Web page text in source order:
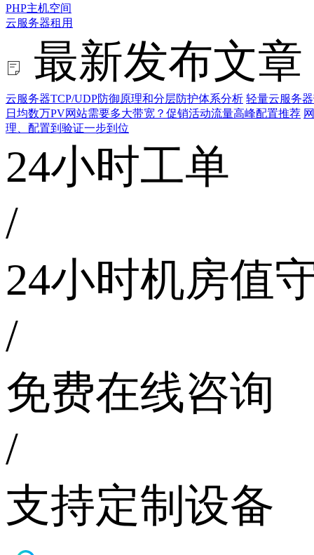
PHP主机空间
云服务器租用
最新发布文章
云服务器TCP/UDP防御原理和分层防护体系分析 轻量云服务
日均数万PV网站需要多大带宽？促销活动流量高峰配置推荐
理、配置到验证一步到位
24小时工单
/
24小时机房值
/
免费在线咨询
/
支持定制设备